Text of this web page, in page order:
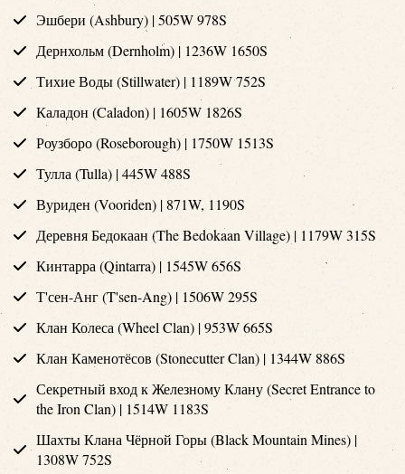
Эшбери (Ashbury) | 505W 978S
Дернхольм (Dernholm) | 1236W 1650S
Тихие Воды (Stillwater) | 1189W 752S
Каладон (Caladon) | 1605W 1826S
Роузборо (Roseborough) | 1750W 1513S
Тулла (Tulla) | 445W 488S
Вуриден (Vooriden) | 871W, 1190S
Деревня Бедокаан (The Bedokaan Village) | 1179W 315S
Кинтарра (Qintarra) | 1545W 656S
Т'сен-Анг (T'sen-Ang) | 1506W 295S
Клан Колеса (Wheel Clan) | 953W 665S
Клан Каменотёсов (Stonecutter Clan) | 1344W 886S
Секретный вход к Железному Клану (Secret Entrance to
the Iron Clan) | 1514W 1183S
Шахты Клана Чёрной Горы (Black Mountain Mines) |
1308W 752S